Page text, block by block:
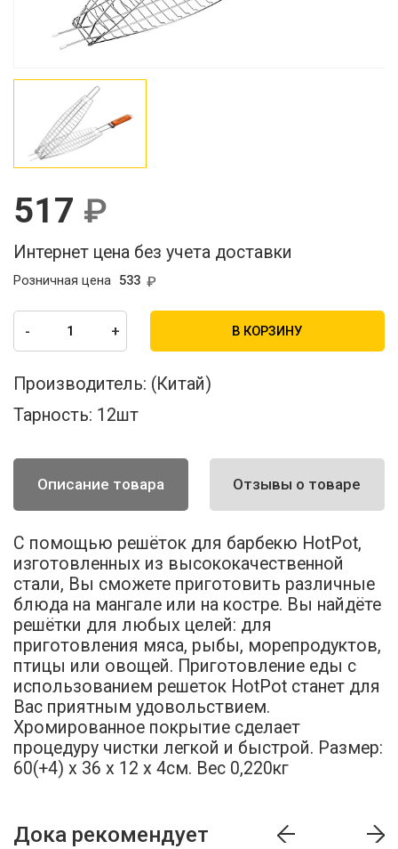
517
Интернет цена без учета доставки
533
Розничная цена
- + В КОРЗИНУ
Производитель: (Китай)
Тарность: 12шт
Описание товара Отзывы о товаре
С помощью решёток для барбекю HotPot,
изготовленных из высококачественной
стали, Вы сможете приготовить различные
блюда на мангале или на костре. Вы найдёте
решётки для любых целей: для
приготовления мяса, рыбы, морепродуктов,
птицы или овощей. Приготовление еды с
использованием решеток HotPot станет для
Вас приятным удовольствием.
Хромированное покрытие сделает
процедуру чистки легкой и быстрой. Размер:
60(+4) х 36 х 12 х 4см. Вес 0,220кг
Дока рекомендует